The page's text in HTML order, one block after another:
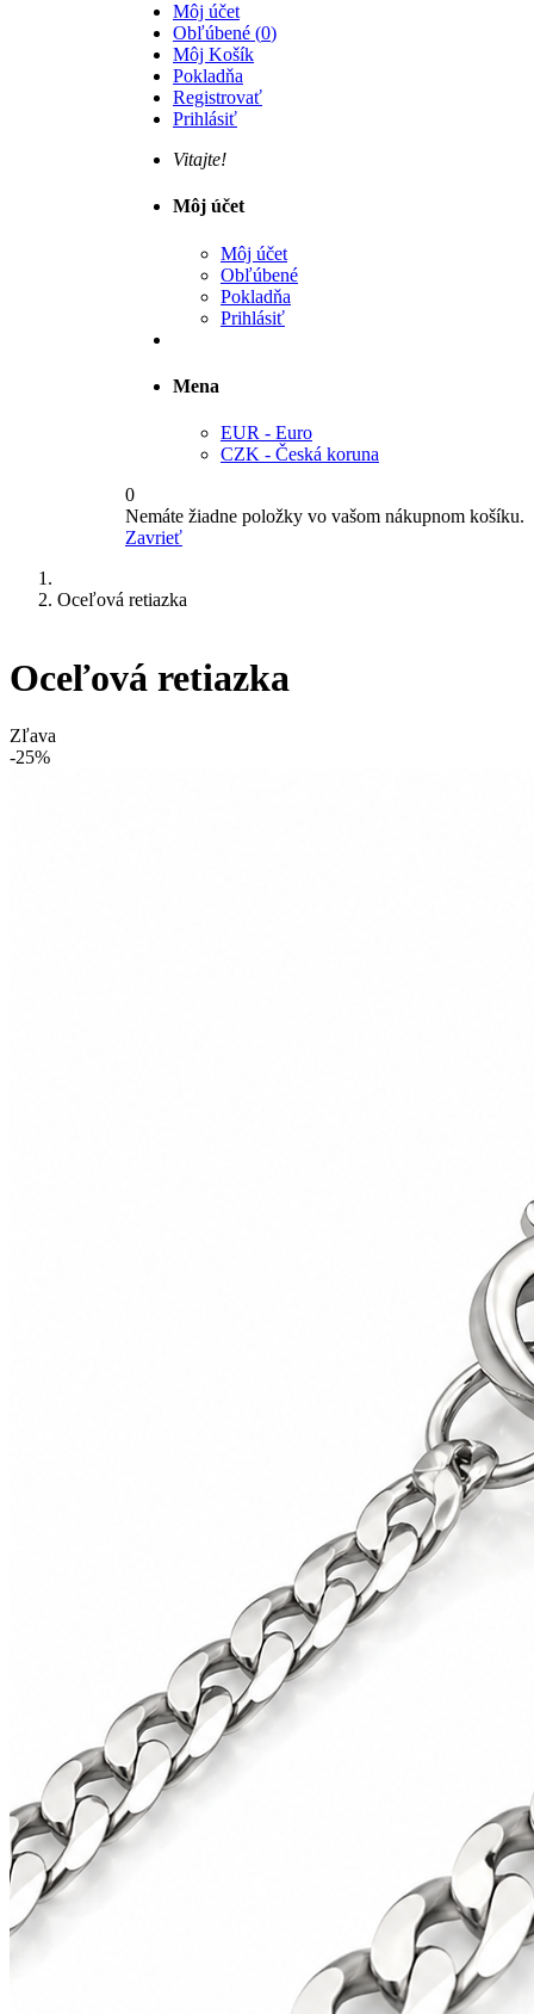
Môj účet
Obľúbené (0)
Môj Košík
Pokladňa
Registrovať
Prihlásiť
Vitajte!
Môj účet
Môj účet
Obľúbené
Pokladňa
Prihlásiť
Mena
EUR - Euro
CZK - Česká koruna
0
Nemáte žiadne položky vo vašom nákupnom košíku.
Zavrieť
Oceľová retiazka
Oceľová retiazka
Zľava
-25%